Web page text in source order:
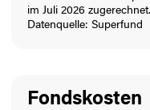
im Juli 2026 zugerechnet.
Datenquelle: Superfund
Fondskosten